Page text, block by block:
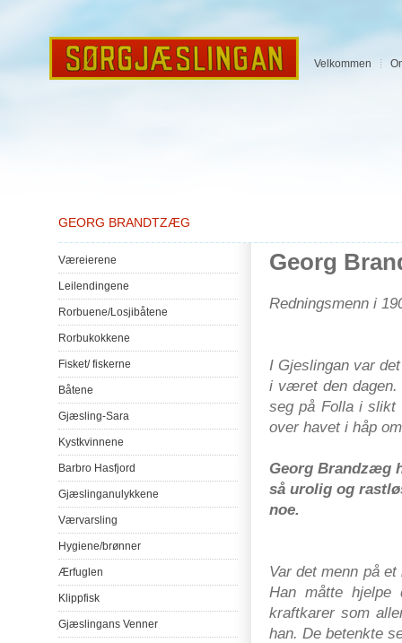
Velkommen
GEORG BRANDTZÆG
Væreierene
Leilendingene
Rorbuene/Losjibåtene
Rorbukokkene
Fisket/fiskerne
Båtene
Gjæsling-Sara
Kystkvinnene
Barbro Hasfjord
Gjæslinganulykkene
Værvarsling
Hygiene/brønner
Ærfuglen
Klippfisk
Gjæslingans Venner
Georg
Redningsmenn i
I Gjeslingan var det
i væretden dagen.
seg på Follai slikt
over haveti håp om
Georg Brandzæg
så urolig og
noe.
Var det menn pået
Hanmåtte hjelpe
kraftkarer som
han. De betenkte